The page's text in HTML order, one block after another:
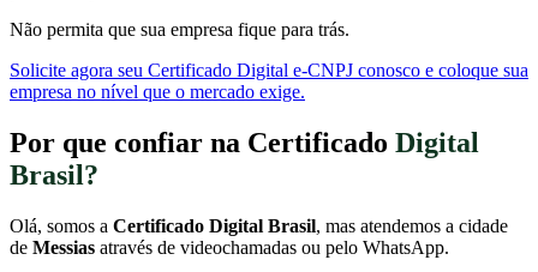
Não permita que sua empresa fique para trás.
Solicite agora seu Certificado Digital e-CNPJ conosco e coloque sua
empresa no nível que o mercado exige.
Por que confiar na Certificado Digital
Brasil?
Olá, somos a Certificado Digital Brasil, mas atendemos a cidade
de Messias através de videochamadas ou pelo WhatsApp.